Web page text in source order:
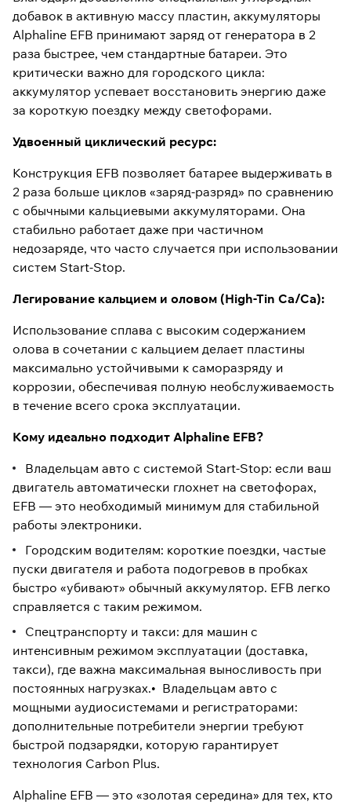
добавок в активную массу пластин, аккумуляторы
Alphaline EFB принимают заряд от генератора в 2
раза быстрее, чем стандартные батареи. Это
критически важно для городского цикла:
аккумулятор успевает восстановить энергию даже
за короткую поездку между светофорами.
Удвоенный циклический ресурс:
Конструкция EFB позволяет батарее выдерживать в
2 раза больше циклов «заряд-разряд» по сравнению
с обычными кальциевыми аккумуляторами. Она
стабильно работает даже при частичном
недозаряде, что часто случается при использовании
систем Start-Stop.
Легирование кальцием и оловом (High-Tin Ca/Ca):
Использование сплава с высоким содержанием
олова в сочетании с кальцием делает пластины
максимально устойчивыми к саморазряду и
коррозии, обеспечивая полную необслуживаемость
в течение всего срока эксплуатации.
Кому идеально подходит Alphaline EFB?
Владельцам авто с системой Start-Stop: если ваш
двигатель автоматически глохнет на светофорах,
EFB — это необходимый минимум для стабильной
работы электроники.
Городским водителям: короткие поездки, частые
пуски двигателя и работа подогревов в пробках
быстро «убивают» обычный аккумулятор. EFB легко
справляется с таким режимом.
Спецтранспорту и такси: для машин с
интенсивным режимом эксплуатации (доставка,
такси), где важна максимальная выносливость при
постоянных нагрузках.• Владельцам авто с
мощными аудиосистемами и регистраторами:
дополнительные потребители энергии требуют
быстрой подзарядки, которую гарантирует
технология Carbon Plus.
Alphaline EFB — это «золотая середина» для тех, кто